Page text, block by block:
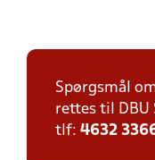
Spørgsmål
rettes til DBU
tlf: 4632